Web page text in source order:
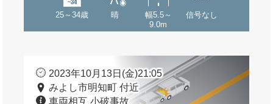
25～34歳 晴
幅5.5～
9.0m
信号なし
2023年10月13日(金)21:05
みよし市明知町 付近
車両相互 小破事故